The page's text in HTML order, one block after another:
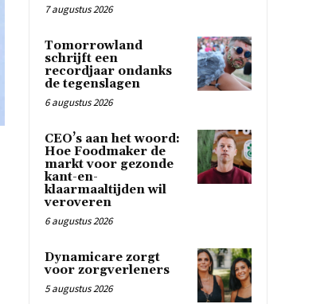
7 augustus 2026
Tomorrowland
schrijft een
recordjaar ondanks
de tegenslagen
6 augustus 2026
CEO’s aan het woord:
Hoe Foodmaker de
markt voor gezonde
kant-en-
klaarmaaltijden wil
veroveren
6 augustus 2026
Dynamicare zorgt
voor zorgverleners
5 augustus 2026